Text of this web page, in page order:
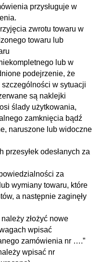
przysługuje w
zwrotu towaru w
towaru lub
lub w
podejrzenie, że
szczególności w sytuacji
są naklejki
ślady użytkowania,
zamknięcia bądź
naruszone lub widoczne
przesyłek odesłanych za
za
wymiany towaru, które
a następnie zaginęły
złożyć nowe
wpisać
zamówienia nr ….”
wpisać nr